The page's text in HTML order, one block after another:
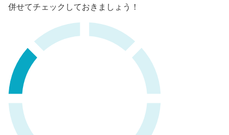
併せてチェックしておきましょう！